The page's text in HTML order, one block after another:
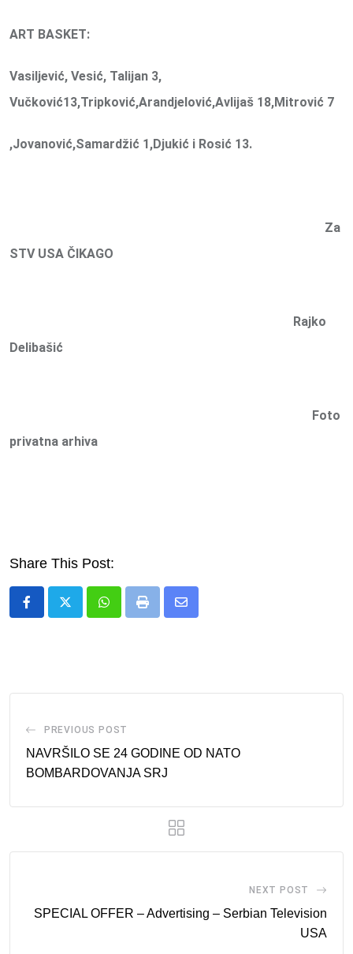
ART BASKET:
Vasiljević, Vesić, Talijan 3,
Vučković13,Tripković,Arandjelović,Avlijaš 18,Mitrović 7
,Jovanović,Samardžić 1,Djukić i Rosić 13.
Za
STV USA ČIKAGO
Rajko
Delibašić
Foto
privatna arhiva
Share This Post:
WhatsappPrint
Share
PREVIOUS POST
NAVRŠILO SE 24 GODINE OD NATO
BOMBARDOVANJA SRJ
NEXT POST
SPECIAL OFFER – Advertising – Serbian Television
USA